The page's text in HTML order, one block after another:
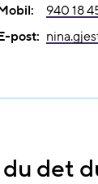
Mobil:
940 18
E-post:
du det